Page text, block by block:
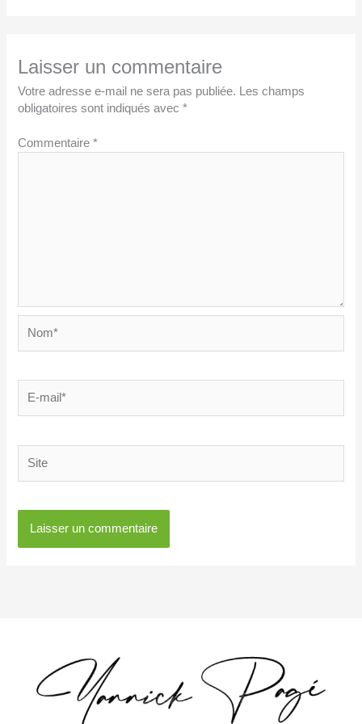
Laisser un commentaire
Votre adresse e-mail ne sera pas publiée.
Les champs
obligatoires sont indiqués avec*
Commentaire*
mail*